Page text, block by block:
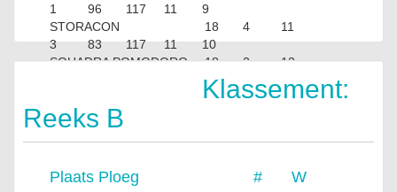
1
96 117 11
9
STORACON
18 4
11
3
83 117 11
10
SQUADRA POMODORO
18 2
12
Klassement:
Reeks B
Plaats Ploeg #
W